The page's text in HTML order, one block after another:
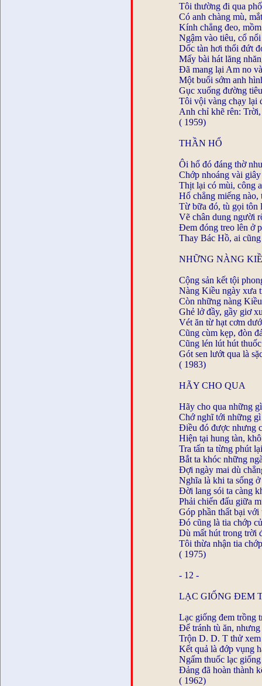
Tôi thường đi qua phố
Có anh chàng mù,
Kính chẳng đeo,
Ngậm vào tiêu, cổ
Dốc tàn hơi thổi đứt
Mấy bài hát lăng
Đã mang lại Am no
Một buổi sớm anh
Gục xuống đường
Tôi vội vàng chạy lại
Anh chỉ khẽ rên:
( 1959)
THẦN HỔ
Ôi hổ đó đáng thờ
Chớp nhoáng vài
Thịt lại có mùi, công
Hổ chẳng miếng
Từ bữa đó, tù gọi tôn
Vẽ chân dung người
Đem đóng treo lên ở
Thay Bác Hồ, ai
NHỮNG NÀNG
Cộng sản kết tội
Nàng Kiều ngày xưa
Còn những nàng
Ghẻ lở đầy, gầy giơ
Vét ăn từ hạt cơm
Cũng cùm kẹp, đòn
Cũng lén lút hút
Gót sen lướt qua là
( 1983)
HÃY CHO QUA
Hãy cho qua những
Chớ nghĩ tới những
Điều đó được nhưng
Hiện tại hung tàn,
Tra tấn ta từng phút
Bắt ta khóc những
Đợi ngày mai dù
Nghĩa là khi ta sống
Đời lang sói ta càng
Phải chiến đấu giữa
Góp phần thất bại
Đó cũng là tia chớp
Dù mất hút trong trời
Tôi thừa nhận tia
( 1975)
- 12 -
LẠC GIỐNG ĐEM
Lạc giống đem trồng
Để tránh tù ăn,
Trộn D. D. T thử xem
Kết quả là đớp vụng
Ngấm thuốc lạc
Đảng đã hoàn thành
( 1962)